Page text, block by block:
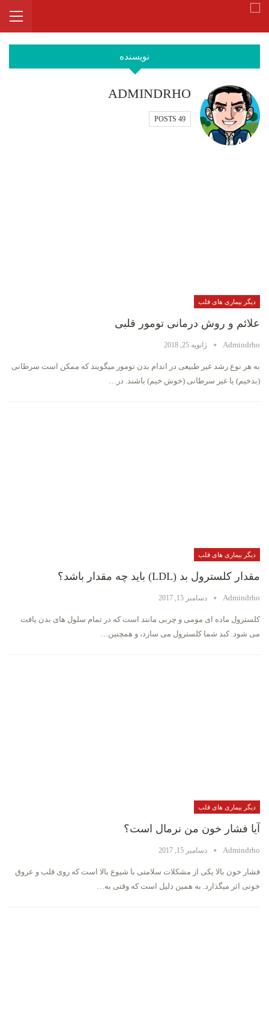
نویسنده
ADMINDRHO
49 POSTS
دیگر بیماری های قلب
علائم و روش درمانی تومور قلبی
Admindrho ژانویه 25, 2018
به هر نوع رشد غیر طبیعی در اندام بدن تومور میگویند که ممکن است سرطانی
(بدخیم) یا غیر سرطانی (خوش خیم) باشند. در…
دیگر بیماری های قلب
مقدار کلسترول بد (LDL) باید چه مقدار باشد؟
Admindrho دسامبر 15, 2017
کلسترول ماده ای مومی و چربی مانند است که در تمام سلول های بدن یافت
می شود. کبد شما کلسترول می سازد، و همچنین…
دیگر بیماری های قلب
آیا فشار خون من نرمال است؟
Admindrho دسامبر 15, 2017
فشار خون بالا یکی از مشکلات سلامتی با شیوع بالا است که روی قلب و عروق
خونی اثر میگذارد. به همین دلیل است که وقتی به…